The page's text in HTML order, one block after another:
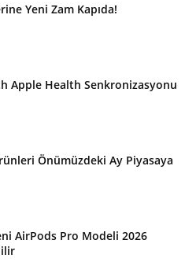
Yeni Zam Kapıda!
Apple Health Senkronizasyonu
Önümüzdeki Ay Piyasaya
AirPods Pro Modeli 2026